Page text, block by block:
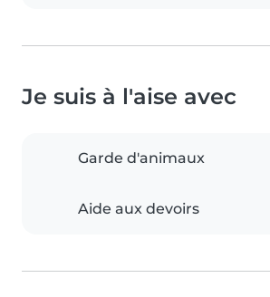
Je suis à l'aise avec
Garde d'animaux
Aide aux devoirs